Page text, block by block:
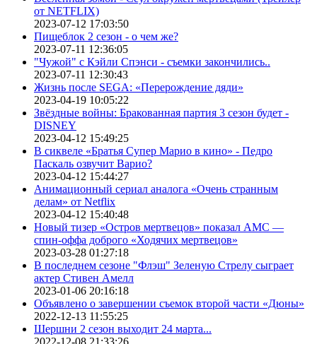
от NETFLIX)
2023-07-12 17:03:50
Пищеблок 2 сезон - о чем же?
2023-07-11 12:36:05
"Чужой" с Кэйли Спэнси - съемки закончились..
2023-07-11 12:30:43
Жизнь после SEGA: «Перерождение дяди»
2023-04-19 10:05:22
Звёздные войны: Бракованная партия 3 сезон будет -
DISNEY
2023-04-12 15:49:25
В сиквеле «Братья Супер Марио в кино» - Педро
Паскаль озвучит Варио?
2023-04-12 15:44:27
Анимационный сериал аналога «Очень странным
делам» от Netflix
2023-04-12 15:40:48
Новый тизер «Остров мертвецов» показал АМС —
спин-оффа доброго «Ходячих мертвецов»
2023-03-28 01:27:18
В последнем сезоне "Флэш" Зеленую Стрелу сыграет
актер Стивен Амелл
2023-01-06 20:16:18
Объявлено о завершении съемок второй части «Дюны»
2022-12-13 11:55:25
Шершни 2 сезон выходит 24 марта...
2022-12-08 21:33:26